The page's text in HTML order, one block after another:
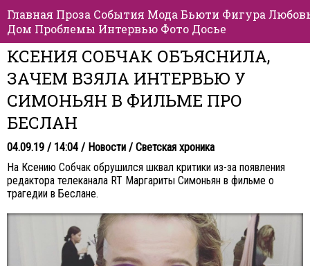
Главная Проза События Мода Бьюти Фигура
Дом Проблемы Интервью Фото Досье
КСЕНИЯ СОБЧАК ОБЪЯСНИЛА,
ЗАЧЕМ ВЗЯЛА ИНТЕРВЬЮ У
СИМОНЬЯН В ФИЛЬМЕ ПРО
БЕСЛАН
04.09.19 / 14:04 / Новости / Светская хроника
На Ксению Собчак обрушился шквал критики из-за появления
редактора телеканала RT Маргариты Симоньян в фильме о
трагедии в Беслане.